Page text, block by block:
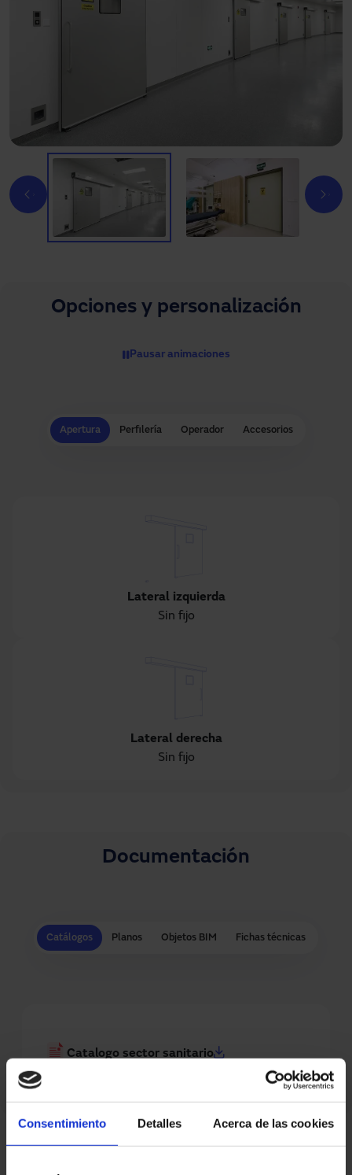
Consentimiento Detalles Acerca de las cookies
Opciones y personalización
Pausar animaciones
Apertura Perfilería Operador Accesorios
Lateral izquierda
Sin fijo
Lateral derecha
Sin fijo
Documentación
Catálogos Planos Objetos BIM Fichas técnicas
Catalogo sector sanitario